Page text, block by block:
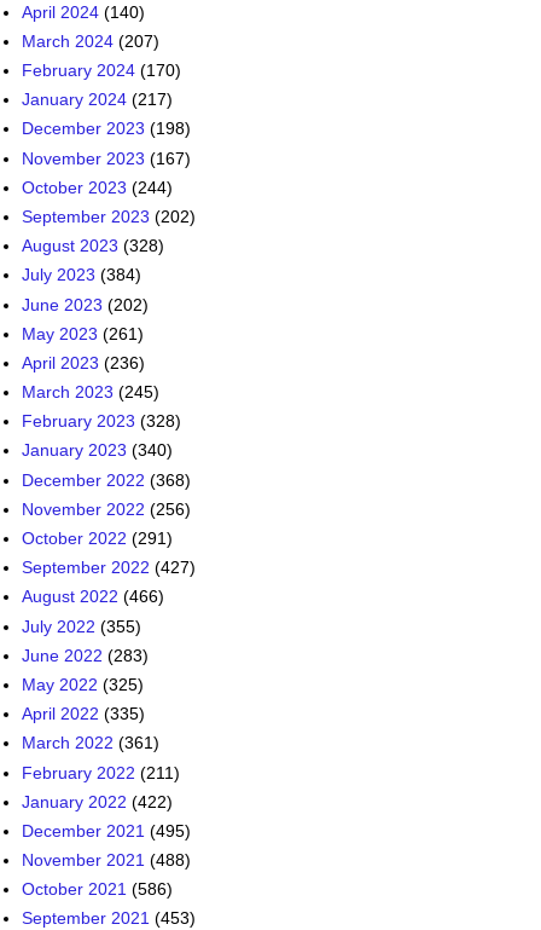
April 2024 (140)
March 2024 (207)
February 2024 (170)
January 2024 (217)
December 2023 (198)
November 2023 (167)
October 2023 (244)
September 2023 (202)
August 2023 (328)
July 2023 (384)
June 2023 (202)
May 2023 (261)
April 2023 (236)
March 2023 (245)
February 2023 (328)
January 2023 (340)
December 2022 (368)
November 2022 (256)
October 2022 (291)
September 2022 (427)
August 2022 (466)
July 2022 (355)
June 2022 (283)
May 2022 (325)
April 2022 (335)
March 2022 (361)
February 2022 (211)
January 2022 (422)
December 2021 (495)
November 2021 (488)
October 2021 (586)
September 2021 (453)